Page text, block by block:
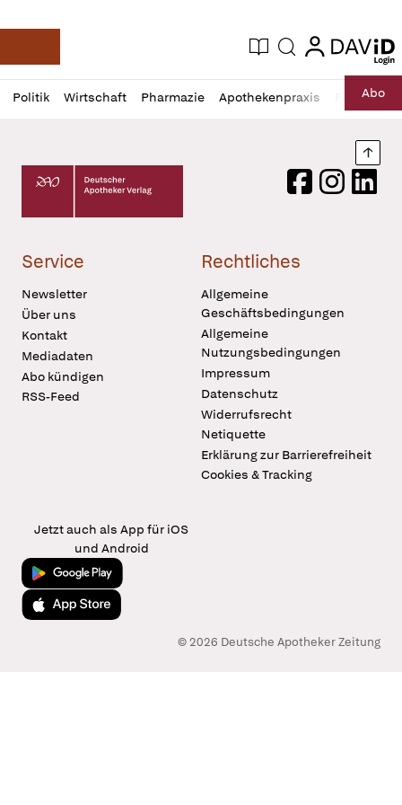
Deutsche Apotheker Zeitung
Aktuelle Ausgabe
Suche login
login
Politik Wirtschaft Pharmazie Apothekenpraxis RechtAbo
Profil
öffnen
Daz
Pur
Deutscher Apotheker Verlag Logo
FacebookInstagram
Service
Newsletter
Über uns
Kontakt
Mediadaten
Abo kündigen
RSS-Feed
Rechtliches
Allgemeine
Geschäftsbedingungen
Allgemeine
Nutzungsbedingungen
Impressum
Datenschutz
Widerrufsrecht
Netiquette
Erklärung zur Barrierefreiheit
Cookies & Tracking
Jetzt auch als App für iOS
und Android
Jetzt bei Google Play
Laden im App Store
© 2026 Deutsche Apotheker Zeitung